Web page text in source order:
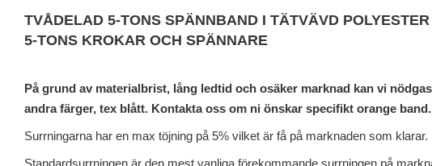
TVÅDELAD 5-TONS SPÄNNBAND I TÄTVÄVD
5-TONS KROKAR OCH SPÄNNARE
På grund av materialbrist, lång ledtid och osäker marknad kan vi
andra färger, tex blått. Kontakta oss om ni önskar specifikt orange band.
Surrningarna har en max töjning på 5% vilket är få på marknaden som klarar.
Standardsurrningen är den mest vanliga förekommande surrningen på